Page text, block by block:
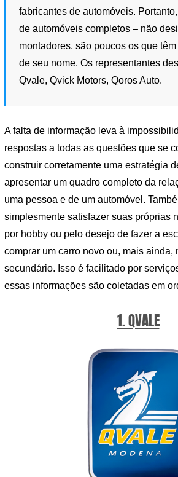
fabricantes de automóveis.
de automóveis completos – não
montadores, são poucos os que
de seu nome. Os representantes
Qvale, Qvick Motors, Qoros Auto.
A falta de informação leva à
respostas a todas as questões que se
construir corretamente uma estratégia
apresentar um quadro completo da
uma pessoa e de um automóvel.
simplesmente satisfazer suas próprias
por hobby ou pelo desejo de fazer a
comprar um carro novo ou, mais ainda,
secundário. Isso é facilitado por
essas informações são coletadas em
1. QVALE